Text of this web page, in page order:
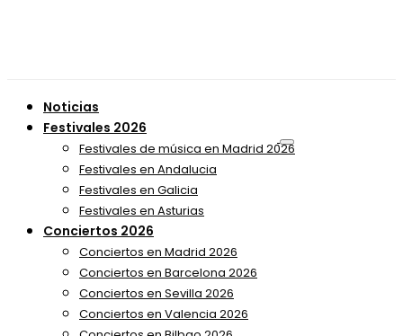
Noticias
Festivales 2026
Festivales de música en Madrid 2026
Festivales en Andalucia
Festivales en Galicia
Festivales en Asturias
Conciertos 2026
Conciertos en Madrid 2026
Conciertos en Barcelona 2026
Conciertos en Sevilla 2026
Conciertos en Valencia 2026